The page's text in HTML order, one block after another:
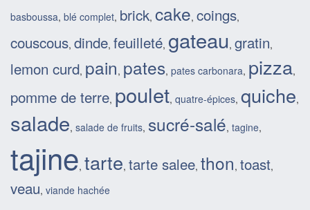
basboussa, blé complet, brick, cake, coings,
couscous, dinde, feuilleté, gateau, gratin,
lemon curd, pain, pates, pates carbonara, pizza,
pomme de terre, poulet, quatre-épices, quiche,
salade, salade de fruits, sucré-salé, tagine,
tajine, tarte, tarte salee, thon, toast,
veau, viande hachée